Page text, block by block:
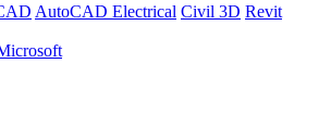
AutoCAD Electrical Civil 3D Revit